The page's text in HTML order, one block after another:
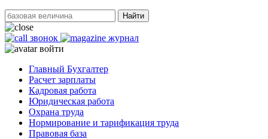
Найти
звонок
журнал
войти
Главный Бухгалтер
Расчет зарплаты
Кадровая работа
Юридическая работа
Охрана труда
Нормирование и тарификация труда
Правовая база